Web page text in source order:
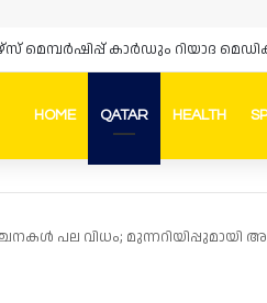
HOME QATAR HEALTH
പല വിധം; മുന്നറിയിപ്പുമായി